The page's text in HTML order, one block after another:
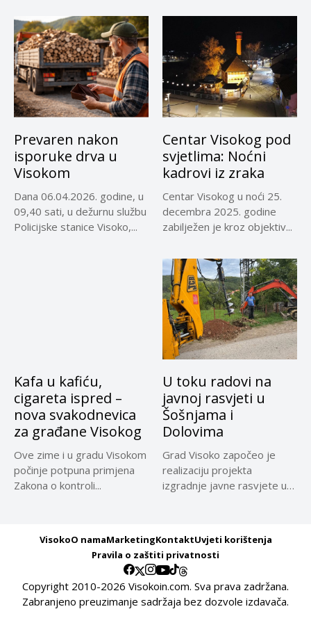
Prevaren nakon
isporuke drva u
Visokom
Dana 06.04.2026. godine, u
09,40 sati, u dežurnu službu
Policijske stanice Visoko,...
Centar Visokog pod
svjetlima: Noćni
kadrovi iz zraka
Centar Visokog u noći 25.
decembra 2025. godine
zabilježen je kroz objektiv...
Kafa u kafiću,
cigareta ispred –
nova svakodnevica
za građane Visokog
Ove zime i u gradu Visokom
počinje potpuna primjena
Zakona o kontroli...
U toku radovi na
javnoj rasvjeti u
Šošnjama i
Dolovima
Grad Visoko započeo je
realizaciju projekta
izgradnje javne rasvjete u
VisokoO namaMarketingKontaktUvjeti korištenja
Pravila o zaštiti privatnosti
Copyright 2010-2026 Visokoin.com. Sva prava zadržana.
Zabranjeno preuzimanje sadržaja bez dozvole izdavača.